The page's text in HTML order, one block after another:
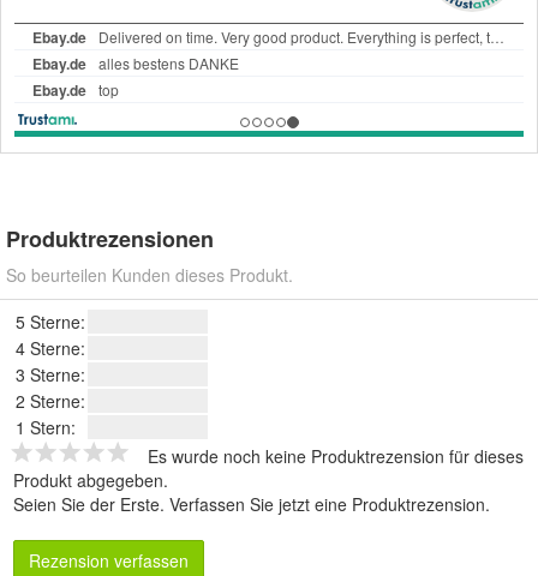
Produktrezensionen
So beurteilen Kunden dieses Produkt.
5 Sterne:
4 Sterne:
3 Sterne:
2 Sterne:
1 Stern:
Es wurde noch keine Produktrezension für dieses
Produkt abgegeben.
Seien Sie der Erste. Verfassen Sie jetzt eine Produktrezension.
Rezension verfassen